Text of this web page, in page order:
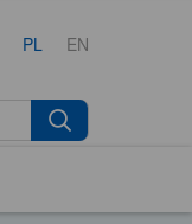
PL EN